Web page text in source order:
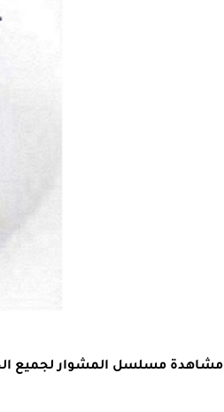
مشاهدة مسلسل المشوار لجميع